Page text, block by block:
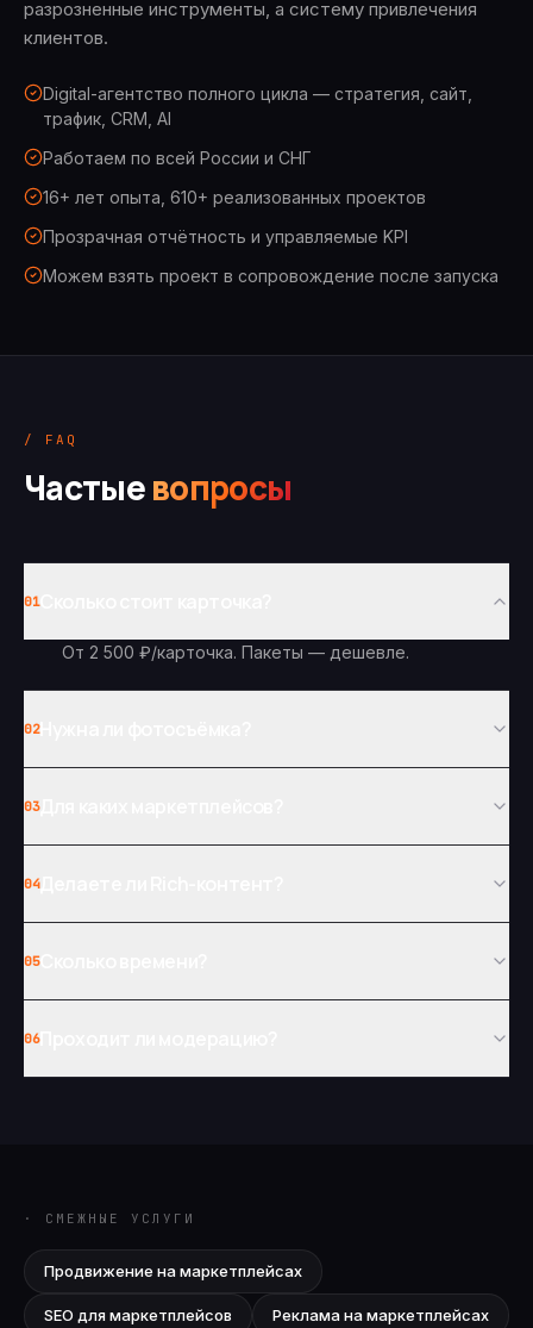
разрозненные инструменты, а систему привлечения
клиентов.
Digital-агентство полного цикла — стратегия, сайт,
трафик, CRM, AI
Работаем по всей России и СНГ
16+ лет опыта, 610+ реализованных проектов
Прозрачная отчётность и управляемые KPI
Можем взять проект в сопровождение после запуска
/ FAQ
Частыевопросы
01Сколько стоит карточка?
От 2 500 ₽/карточка. Пакеты — дешевле.
02Нужна ли фотосъёмка?
03Для каких маркетплейсов?
04Делаете ли Rich-контент?
05Сколько времени?
06Проходит ли модерацию?
· СМЕЖНЫЕ УСЛУГИ
Продвижение на маркетплейсах
SEO для маркетплейсов Реклама на маркетплейсах